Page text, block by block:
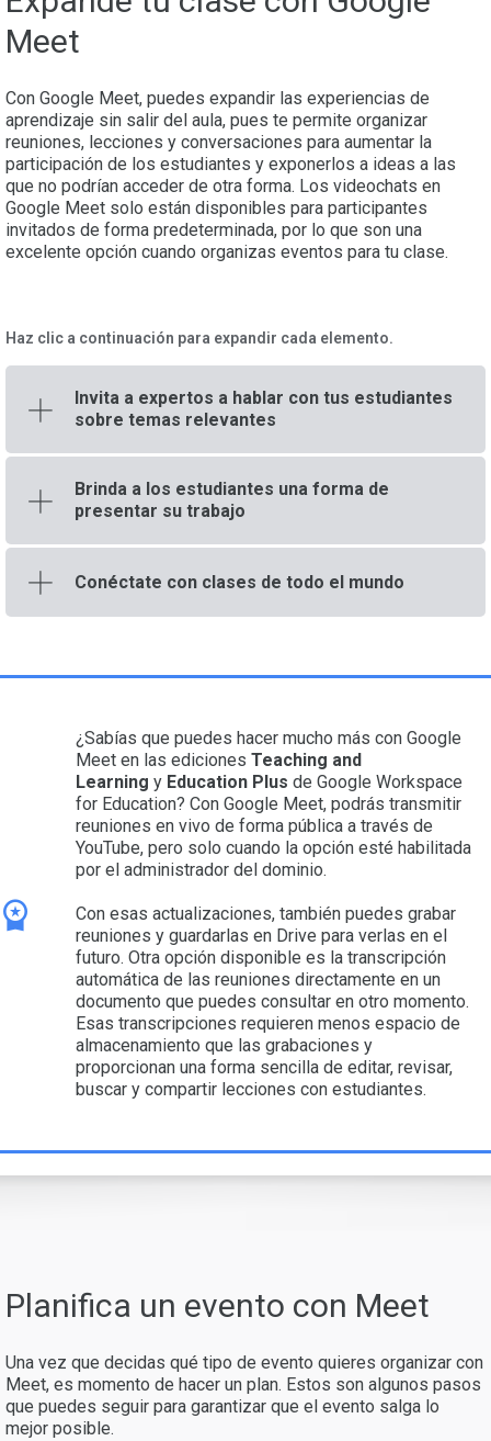
Meet
Con Google Meet, puedes expandir las experiencias de
aprendizaje sin salir del aula, pues te permite organizar
reuniones, lecciones y conversaciones para aumentar la
participación de los estudiantes y exponerlos a ideas a las
que no podrían acceder de otra forma. Los videochats en
Google Meet solo están disponibles para participantes
invitados de forma predeterminada, por lo que son una
excelente opción cuando organizas eventos para tu clase.
Haz clic a continuación para expandir cada elemento.
Invita a expertos a hablar con tus estudiantes
sobre temas relevantes
Brinda a los estudiantes una forma de
presentar su trabajo
Conéctate con clases de todo el mundo
¿Sabías que puedes hacer mucho más con Google
Meet en las ediciones Teaching and
Learning y Education Plus de Google Workspace
for Education? Con Google Meet, podrás transmitir
reuniones en vivo de forma pública a través de
YouTube, pero solo cuando la opción esté habilitada
por el administrador del dominio.
Con esas actualizaciones, también puedes grabar
reuniones y guardarlas en Drive para verlas en el
futuro. Otra opción disponible es la transcripción
automática de las reuniones directamente en un
documento que puedes consultar en otro momento.
Esas transcripciones requieren menos espacio de
almacenamiento que las grabaciones y
proporcionan una forma sencilla de editar, revisar,
buscar y compartir lecciones con estudiantes.
Planifica un evento con Meet
Una vez que decidas qué tipo de evento quieres organizar con
Meet, es momento de hacer un plan. Estos son algunos pasos
que puedes seguir para garantizar que el evento salga lo
mejor posible.